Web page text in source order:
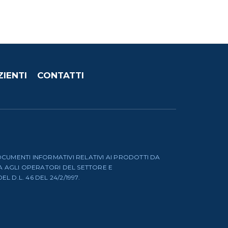
CONTATTI
INFORMATIVI RELATIVI AI PRODOTTI DA
AGLI OPERATORI DEL SETTORE E
D.L. 46 DEL 24/2/1997.